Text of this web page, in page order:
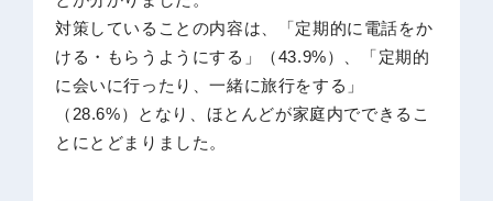
対策していることの内容は、「定期的に電話をか
ける・もらうようにする」（43.9%）、「定期的
に会いに行ったり、一緒に旅行をする」
（28.6%）となり、ほとんどが家庭内でできるこ
とにとどまりました。